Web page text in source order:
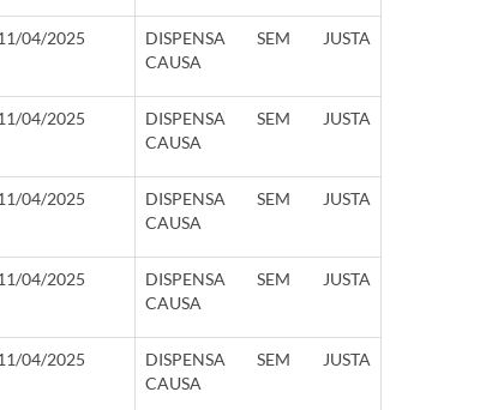
04/2025
DISPENSA SEM JUSTA
CAUSA
04/2025
DISPENSA SEM JUSTA
CAUSA
04/2025
DISPENSA SEM JUSTA
CAUSA
04/2025
DISPENSA SEM JUSTA
CAUSA
04/2025
DISPENSA SEM JUSTA
CAUSA